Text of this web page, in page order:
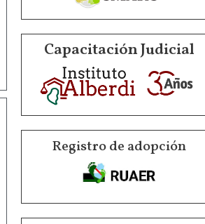
Capacitación Judicial
Registro de adopción